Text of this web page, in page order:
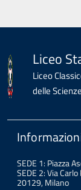
Liceo
Liceo
delle
SEDE 1: Piazza
SEDE 2: Via
20129, Milano